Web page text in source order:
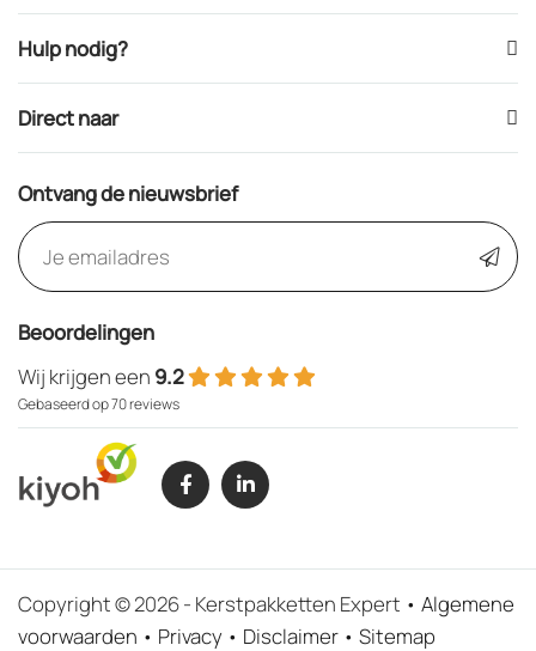
Hulp nodig?
Direct naar
Ontvang de nieuwsbrief
Beoordelingen
Wij krijgen een 9.2
Gebaseerd op 70 reviews
Copyright © 2026 - Kerstpakketten Expert
Algemene
voorwaarden
Privacy Disclaimer Sitemap